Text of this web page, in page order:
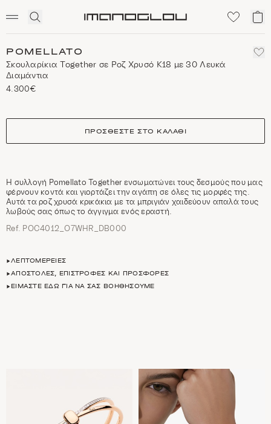
Click
search
Το
POMELLATO
Σκουλαρίκια Together σε Ροζ Χρυσό Κ18 με 30 Λευκά
Διαμάντια
4.300€
size
ΠΡΟΣΘΈΣΤΕ ΣΤΟ ΚΑΛΆΘΙ
Η συλλογή Pomellato Together ενσωματώνει τους δεσμούς που μας
φέρνουν κοντά και γιορτάζει την αγάπη σε όλες τις μορφές της.
Αυτά τα ροζ χρυσά κρικάκια με τα μπριγιάν χαιδεύουν απαλά τους
λωβούς σας όπως το άγγιγμα ενός εραστή.
Ref. POC4012_O7WHR_DB000
ΛΕΠΤΟΜΈΡΕΙΕΣ
ΑΠΟΣΤΟΛΈΣ, ΕΠΙΣΤΡΟΦΈΣ ΚΑΙ ΠΡΟΣΦΟΡΈΣ
ΕΊΜΑΣΤΕ ΕΔΏ ΓΙΑ ΝΑ ΣΑΣ ΒΟΗΘΉΣΟΥΜΕ